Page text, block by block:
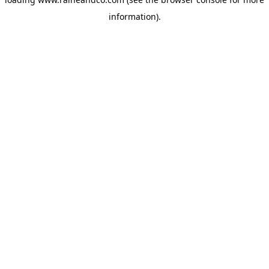
information).